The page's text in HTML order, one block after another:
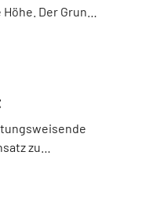
Der Grund:
zu
weiter